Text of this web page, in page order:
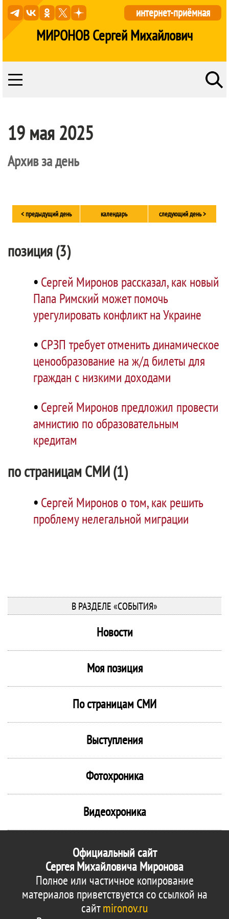
МИРОНОВ Сергей Михайлович
интернет-приёмная
19 мая 2025
Архив за день
< предыдущий день календарь следующий день >
позиция (3)
• Сергей Миронов рассказал, как новый
Папа Римский может помочь
урегулировать конфликт на Украине
• СРЗП требует отменить динамическое
ценообразование на ж/д билеты для
граждан с низкими доходами
• Сергей Миронов предложил провести
амнистию по образовательным
кредитам
по страницам СМИ (1)
• Сергей Миронов о том, как решить
проблему нелегальной миграции
В РАЗДЕЛЕ «СОБЫТИЯ»
Новости
Моя позиция
По страницам СМИ
Выступления
Фотохроника
Видеохроника
Официальный сайт
Сергея Михайловича Миронова
Полное или частичное копирование
материалов приветствуется со ссылкой на
сайтmironov.ru